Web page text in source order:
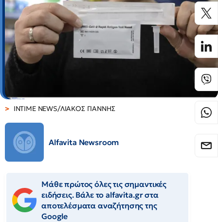
INTIME NEWS/ΛΙΑΚΟΣ ΓΙΑΝΝΗΣ
Alfavita Newsroom
Μάθε πρώτος όλες τις σημαντικές
ειδήσεις. Βάλε το alfavita.gr στα
αποτελέσματα αναζήτησης της
Google